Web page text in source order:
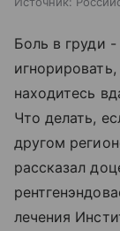
Боль в груди
находитесь
Что делать,
другом
рассказал
лечения